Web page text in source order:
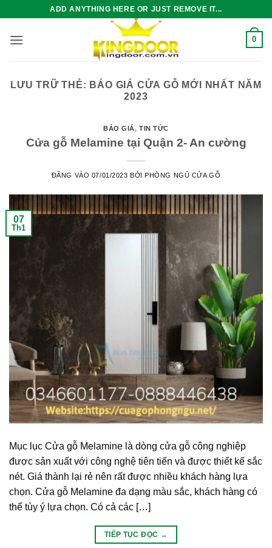
nội
ADD ANYTHING HERE OR JUST REMOVE IT...
0
LƯU TRỮ THẺ: BÁO GIÁ CỬA GỖ MỚI NHẤT NĂM
2023
BÁO GIÁ,TIN TỨC
Cửa gỗ Melamine tại Quận 2- An cường
ĐĂNG VÀO 07/01/2023 BỞIPHÒNG NGỦ CỬA GỖ
07
Th1
Mục lục Cửa gỗ Melamine là dòng cửa gỗ công nghiệp
được sản xuất với công nghệ tiên tiến và được thiết kế sắc
nét. Giá thành lại rẻ nên rất được nhiều khách hàng lựa
chọn. Cửa gỗ Melamine đa dạng màu sắc, khách hàng có
thể tùy ý lựa chọn. Có cả các […]
TIẾP TỤC ĐỌC →